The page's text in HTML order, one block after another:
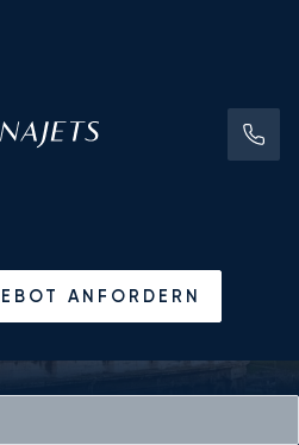
ANFORDERN